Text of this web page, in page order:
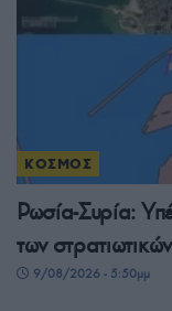
ΚΟΣΜΟΣ
Ρωσία-Συρία:
των
9/08/2026 - 5:50μμ